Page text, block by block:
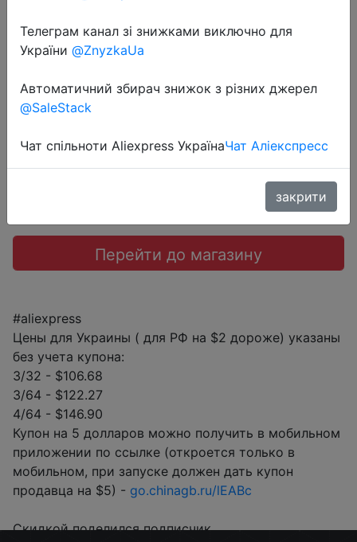
665 6,35 "экран 5000 мАч
батарея, 3/32 Гб 13,0 МП камера
смартфон.
Sale
Перейти до магазину
#aliexpress
Цены для Украины ( для РФ на $2 дороже) указаны
без учета купона:
3/32 - $106.68
3/64 - $122.27
4/64 - $146.90
Купон на 5 долларов можно получить в мобильном
приложении по ссылке (откроется только в
мобильном, при запуске должен дать купон
продавца на $5) - go.chinagb.ru/lEABc
Скидкой поделился подписчик.
Телеграм канал зі знижками виключно для
України @ZnyzkaUa
Автоматичний збирач знижок з різних джерел
@SaleStack
Чат спільноти Aliexpress УкраїнаЧат Аліекспресс
закрити